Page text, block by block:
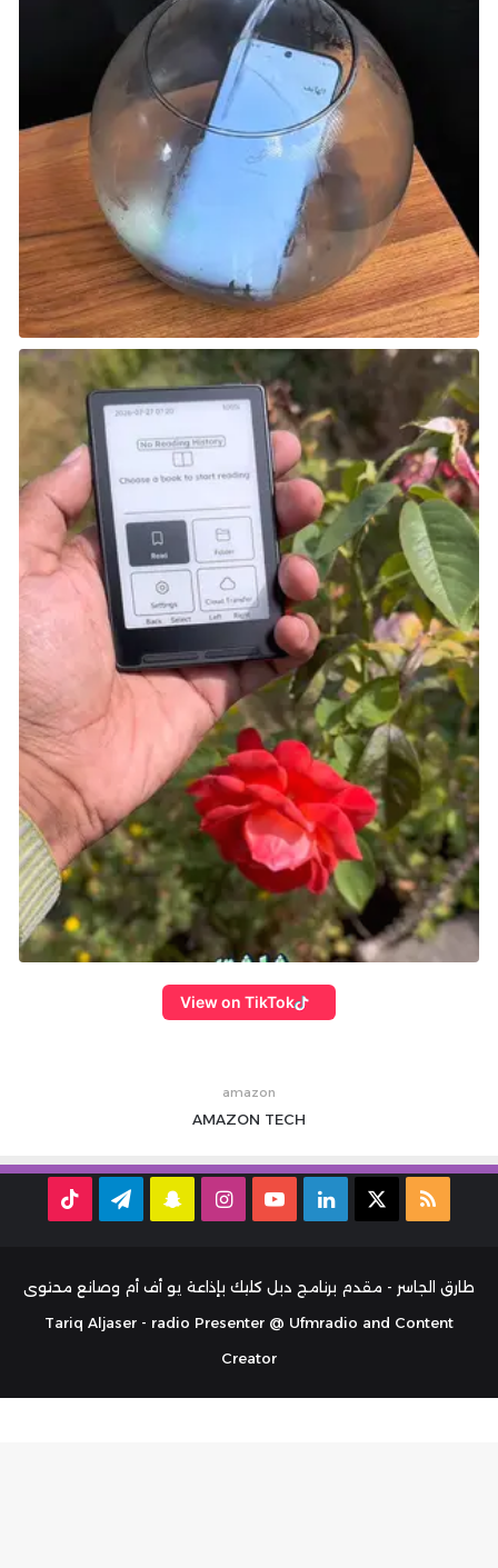
View on TikTok
amazon
AMAZON TECH
ملخص
RSS
لينكدإن ‫YouTubeانستقرامسناب تيلقرام
طارق الجاسر - مقدم برنامج دبل كليك بإذاعة يو أف أم وصانع محتوى
Tariq Aljaser - radio Presenter @ Ufmradio and Content
Creator